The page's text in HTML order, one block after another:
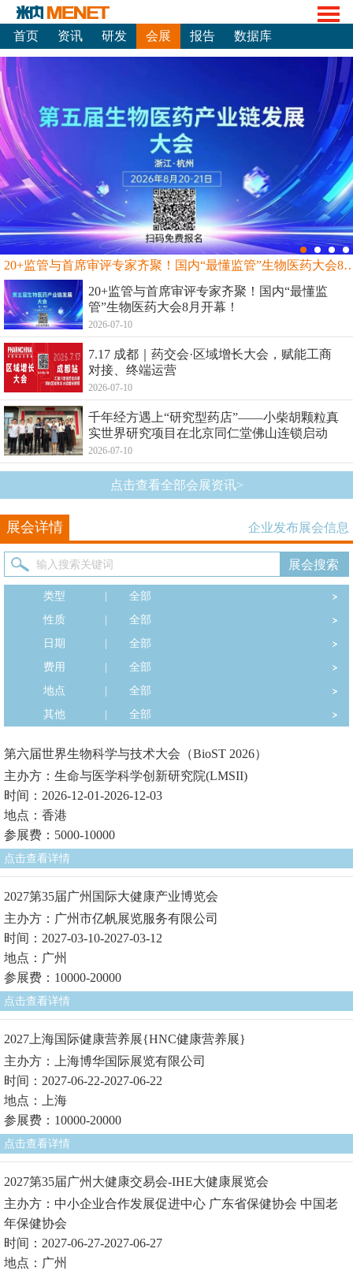
首页 资讯 研发 会展 报告 数据库
20+监管与首席审评专家齐聚！国内“最
20+监管与首席审评专家齐聚！国内“最懂监
管”生物医药大会8月开幕！
2026-07-10
7.17 成都｜药交会·区域增长大会，赋能工商
对接、终端运营
2026-07-10
千年经方遇上“研究型药店”——小柴胡颗粒真
实世界研究项目在北京同仁堂佛山连锁启动
2026-07-10
点击查看全部会展资讯>
展会详情 企业发布展会信息
类型
全部
性质
全部
日期
全部
费用
全部
地点
全部
其他
全部
第六届世界生物科学与技术大会（BioST 2026）
主办方：生命与医学科学创新研究院(LMSII)
时间：2026-12-01-2026-12-03
地点：香港
参展费：5000-10000
点击查看详情
2027第35届广州国际大健康产业博览会
主办方：广州市亿帆展览服务有限公司
时间：2027-03-10-2027-03-12
地点：广州
参展费：10000-20000
点击查看详情
2027上海国际健康营养展{HNC健康营养展}
主办方：上海博华国际展览有限公司
时间：2027-06-22-2027-06-22
地点：上海
参展费：10000-20000
点击查看详情
2027第35届广州大健康交易会-IHE大健康展览会
主办方：中小企业合作发展促进中心 广东省保健协会 中国老
年保健协会
时间：2027-06-27-2027-06-27
地点：广州